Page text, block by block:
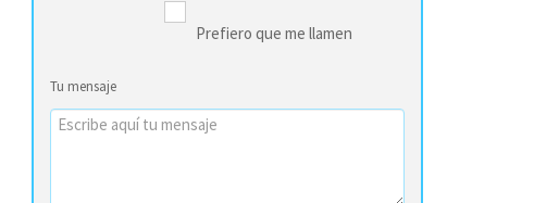
Prefiero que me llamen
Tu mensaje